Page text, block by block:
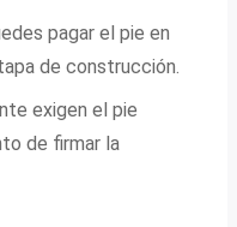
pagar el pie en
de construcción.
exigen el pie
de firmar la